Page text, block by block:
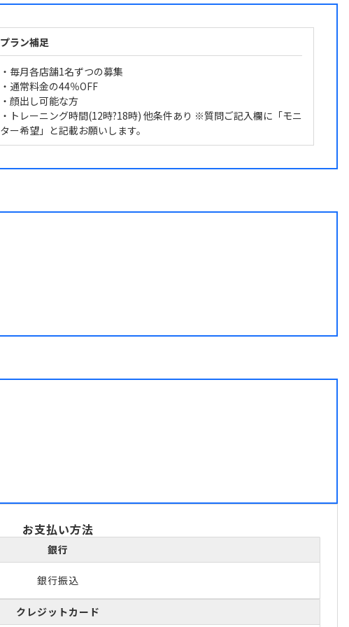
プラン補足
・毎月各店舗1名ずつの募集
・通常料金の44％OFF
・顔出し可能な方
・トレーニング時間(12時?18時) 他条件あり ※質問ご記入欄に「モニ
ター希望」と記載お願いします。
お支払い方法
銀行
銀行振込
クレジットカード